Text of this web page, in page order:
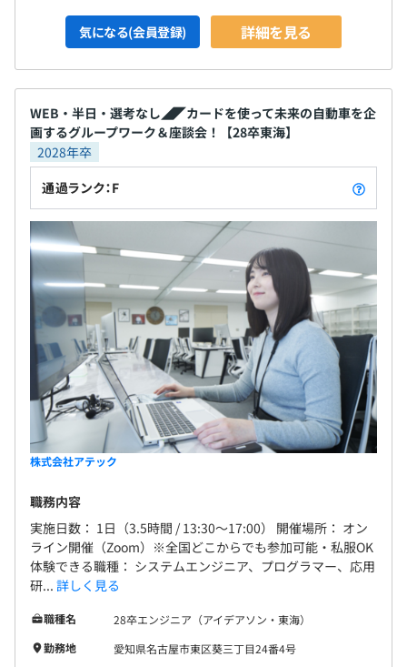
気になる(会員登録) 詳細を見る
WEB・半日・選考なし◢◤カードを使って未来の自動車を企
画するグループワーク＆座談会！【28卒東海】
2028年卒
通過ランク：F
株式会社アテック
職務内容
実施日数： 1日（3.5時間 / 13:30～17:00） 開催場所： オン
ライン開催（Zoom）※全国どこからでも参加可能・私服OK
体験できる職種： システムエンジニア、プログラマー、応用
研... 詳しく見る
職種名
28卒エンジニア（アイデアソン・東海）
勤務地
愛知県名古屋市東区葵三丁目24番4号